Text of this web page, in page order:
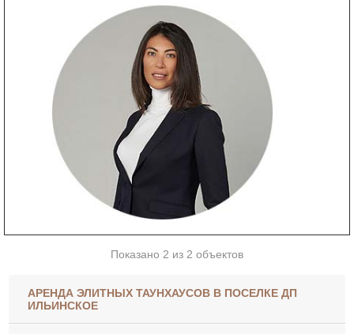
Показано 2 из 2 объектов
АРЕНДА ЭЛИТНЫХ ТАУНХАУСОВ В ПОСЕЛКЕ ДП
ИЛЬИНСКОЕ